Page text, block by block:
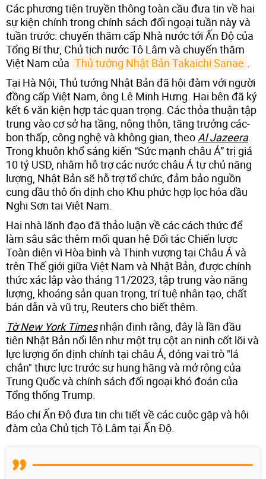
Các phương tiện truyền thông toàn cầu đưa tin về hai
sự kiện chính trong chính sách đối ngoại tuần này và
tuần trước: chuyến thăm cấp Nhà nước tới Ấn Độ của
Tổng Bí thư, Chủ tịch nước Tô Lâm và chuyến thăm
Việt Nam của Thủ tướng Nhật Bản Takaichi Sanae
Tại Hà Nội, Thủ tướng Nhật Bản đã hội đàm với người
đồng cấp Việt Nam, ông Lê Minh Hưng. Hai bên đã ký
kết 6 văn kiện hợp tác quan trọng. Các thỏa thuận tập
trung vào cơ sở hạ tầng, nông thôn, tăng trưởng các-
bon thấp, công nghệ và không gian, theo Al Jazeera.
Trong khuôn khổ sáng kiến ​​​​“Sức mạnh châu Á” trị giá
10 tỷ USD, nhằm hỗ trợ các nước châu Á tự chủ năng
lượng, Nhật Bản sẽ hỗ trợ tổ chức, đảm bảo nguồn
cung dầu thô ổn định cho Khu phức hợp lọc hóa dầu
Nghi Sơn tại Việt Nam.
Hai nhà lãnh đạo đã thảo luận về các cách thức để
làm sâu sắc thêm mối quan hệ Đối tác Chiến lược
Toàn diện vì Hòa bình và Thịnh vượng tại Châu Á và
trên Thế giới giữa Việt Nam và Nhật Bản, được chính
thức xác lập vào tháng 11/2023, tập trung vào năng
lượng, khoáng sản quan trọng, trí tuệ nhân tạo, chất
bán dẫn và vũ trụ, Reuters cho biết thêm.
Tờ New York Timesnhận định rằng, đây là lần đầu
tiên Nhật Bản nổi lên như một trụ cột an ninh cốt lõi và
lực lượng ổn định chính tại châu Á, đóng vai trò "lá
chắn" thực lực trước sự hung hăng và mở rộng của
Trung Quốc và chính sách đối ngoại khó đoán của
Tổng thống Trump.
Báo chí Ấn Độ đưa tin chi tiết về các cuộc gặp và hội
đàm của Chủ tịch Tô Lâm tại Ấn Độ.